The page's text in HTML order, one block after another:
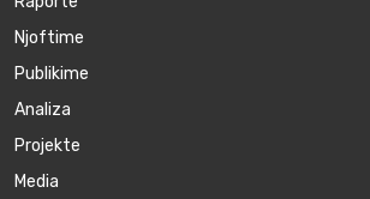
Njoftime
Publikime
Аnaliza
Projekte
Media